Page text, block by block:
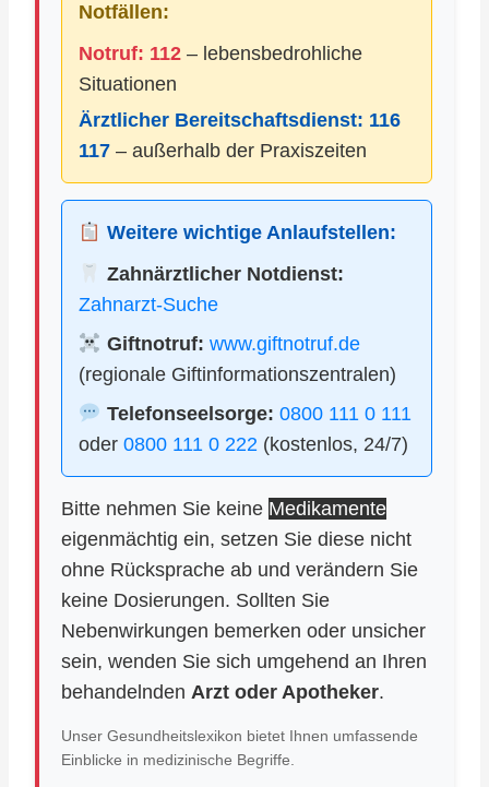
Notfällen:
Notruf: 112 – lebensbedrohliche
Situationen
Ärztlicher Bereitschaftsdienst: 116
117 – außerhalb der Praxiszeiten
Weitere wichtige Anlaufstellen:
Zahnärztlicher Notdienst:
Zahnarzt-Suche
Giftnotruf: www.giftnotruf.de
(regionale Giftinformationszentralen)
Telefonseelsorge: 0800 111 0 111
oder 0800 111 0 222 (kostenlos, 24/7)
Bitte nehmen Sie keine Medikamente
eigenmächtig ein, setzen Sie diese nicht
ohne Rücksprache ab und verändern Sie
keine Dosierungen. Sollten Sie
Nebenwirkungen bemerken oder unsicher
sein, wenden Sie sich umgehend an Ihren
behandelnden Arzt oder Apotheker.
Unser Gesundheitslexikon bietet Ihnen umfassende
Einblicke in medizinische Begriffe.